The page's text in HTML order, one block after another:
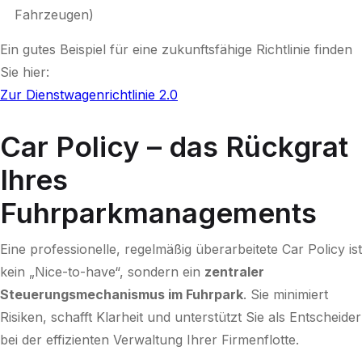
Fahrzeugen)
Ein gutes Beispiel für eine zukunftsfähige Richtlinie finden
Sie hier:
Zur Dienstwagenrichtlinie 2.0
Car Policy – das Rückgrat
Ihres
Fuhrparkmanagements
Eine professionelle, regelmäßig überarbeitete Car Policy ist
kein „Nice-to-have“, sondern ein zentraler
Steuerungsmechanismus im Fuhrpark. Sie minimiert
Risiken, schafft Klarheit und unterstützt Sie als Entscheider
bei der effizienten Verwaltung Ihrer Firmenflotte.